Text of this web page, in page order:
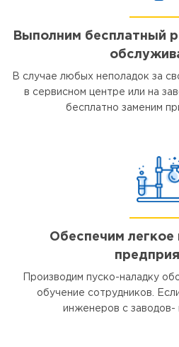
Выполним бесплатный
В случае любых неполадок за
в сервисном центре или на
бесплатно заменим
Обеспечим легкое
Производим пуско-наладку
обучение сотрудников.
инженеров с заводов-